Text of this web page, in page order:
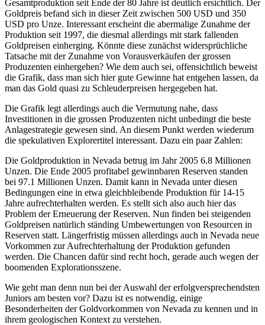
Gesamtproduktion seit Ende der 80 Jahre ist deutlich ersichtlich. Der
Goldpreis befand sich in dieser Zeit zwischen 500 USD und 350
USD pro Unze. Interessant erscheint die abermalige Zunahme der
Produktion seit 1997, die diesmal allerdings mit stark fallenden
Goldpreisen einherging. Könnte diese zunächst widersprüchliche
Tatsache mit der Zunahme von Vorausverkäufen der grossen
Produzenten einhergehen? Wie dem auch sei, offensichtlich beweist
die Grafik, dass man sich hier gute Gewinne hat entgehen lassen, da
man das Gold quasi zu Schleuderpreisen hergegeben hat.
Die Grafik legt allerdings auch die Vermutung nahe, dass
Investitionen in die grossen Produzenten nicht unbedingt die beste
Anlagestrategie gewesen sind. An diesem Punkt werden wiederum
die spekulativen Explorertitel interessant. Dazu ein paar Zahlen:
Die Goldproduktion in Nevada betrug im Jahr 2005 6.8 Millionen
Unzen. Die Ende 2005 profitabel gewinnbaren Reserven standen
bei 97.1 Millionen Unzen. Damit kann in Nevada unter diesen
Bedingungen eine in etwa gleichbleibende Produktion für 14-15
Jahre aufrechterhalten werden. Es stellt sich also auch hier das
Problem der Erneuerung der Reserven. Nun finden bei steigenden
Goldpreisen natürlich ständing Umbewertungen von Resourcen in
Reserven statt. Längerfristig müssen allerdings auch in Nevada neue
Vorkommen zur Aufrechterhaltung der Produktion gefunden
werden. Die Chancen dafür sind recht hoch, gerade auch wegen der
boomenden Explorationsszene.
Wie geht man denn nun bei der Auswahl der erfolgversprechendsten
Juniors am besten vor? Dazu ist es notwendig, einige
Besonderheiten der Goldvorkommen von Nevada zu kennen und in
ihrem geologischen Kontext zu verstehen.